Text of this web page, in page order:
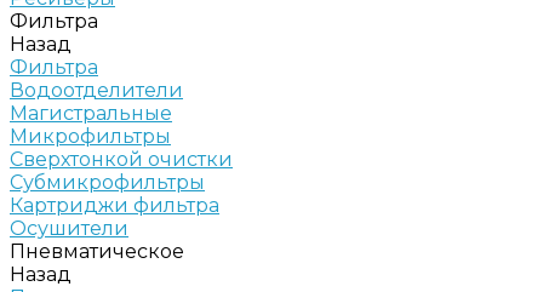
Фильтра
Назад
Фильтра
Водоотделители
Магистральные
Микрофильтры
Сверхтонкой очистки
Субмикрофильтры
Картриджи фильтра
Осушители
Пневматическое
Назад